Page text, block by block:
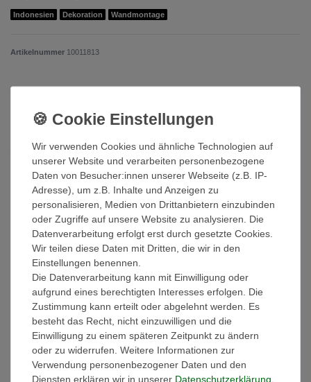
Indonesien Dekoration Wandmontage
Artikelnummer 10011813
21,99 EUR
Sofort versandfertig
In den Warenkorb
Wunschliste
* inkl. ges. MwSt. zzgl.Versandkosten
Beschreibung
Wir verwenden Cookies und ähnliche Technologien auf
unserer Website und verarbeiten personenbezogene
Daten von Besucher:innen unserer Webseite (z.B. IP-
Adresse), um z.B. Inhalte und Anzeigen zu
personalisieren, Medien von Drittanbietern einzubinden
oder Zugriffe auf unsere Website zu analysieren. Die
Datenverarbeitung erfolgt erst durch gesetzte Cookies.
Wir teilen diese Daten mit Dritten, die wir in den
Einstellungen benennen.
Die Datenverarbeitung kann mit Einwilligung oder
aufgrund eines berechtigten Interesses erfolgen. Die
Zustimmung kann erteilt oder abgelehnt werden. Es
besteht das Recht, nicht einzuwilligen und die
Einwilligung zu einem späteren Zeitpunkt zu ändern
oder zu widerrufen. Weitere Informationen zur
Verwendung personenbezogener Daten und den
Diensten erklären wir in unserer Daten­schutz­erklärung